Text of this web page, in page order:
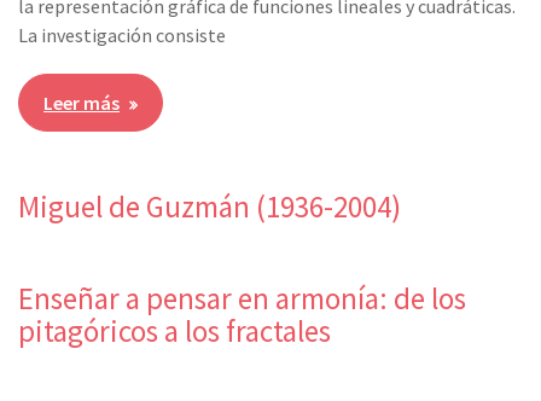
la representación gráfica de funciones lineales y cuadráticas.
La investigación consiste
Leer más
Miguel de Guzmán (1936-2004)
Enseñar a pensar en armonía: de los
pitagóricos a los fractales